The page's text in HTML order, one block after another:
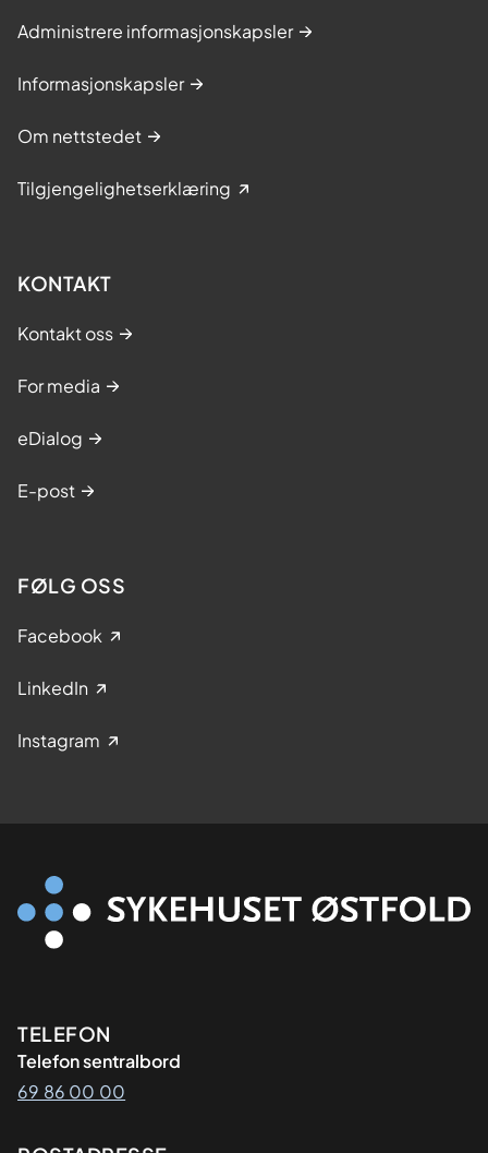
Administrere informasjonskapsler
Informasjonskapsler
Om nettstedet
Tilgjengelighetserklæring
KONTAKT
Kontakt oss
For media
eDialog
E-post
FØLG OSS
Facebook
LinkedIn
Instagram
Kontaktinformasjon
TELEFON
Telefon sentralbord
69 86 00 00